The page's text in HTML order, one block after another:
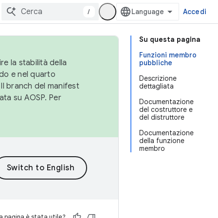
/ Accedi
Su questa pagina
Funzioni membro
pubbliche
Descrizione
dettagliata
Documentazione
del costruttore e
del distruttore
Documentazione
della funzione
membro
la stabilità della
e nel quarto
branch del manifest
su AOSP. Per